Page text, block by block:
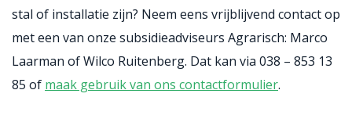
stal of installatie zijn? Neem eens vrijblijvend contact op
met een van onze subsidieadviseurs Agrarisch: Marco
Laarman of Wilco Ruitenberg. Dat kan via 038 – 853 13
85 of maak gebruik van ons contactformulier.